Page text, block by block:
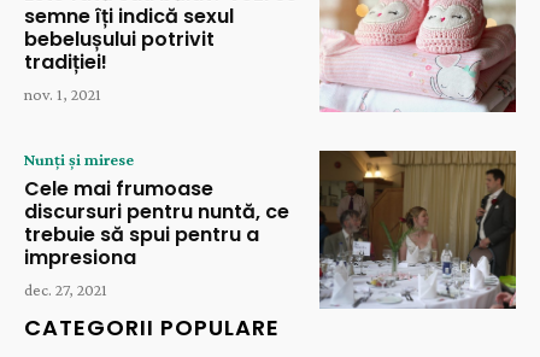
semne îți indică sexul
bebelușului potrivit
tradiției!
nov. 1, 2021
Nunți și mirese
Cele mai frumoase
discursuri pentru nuntă, ce
trebuie să spui pentru a
impresiona
dec. 27, 2021
CATEGORII POPULARE